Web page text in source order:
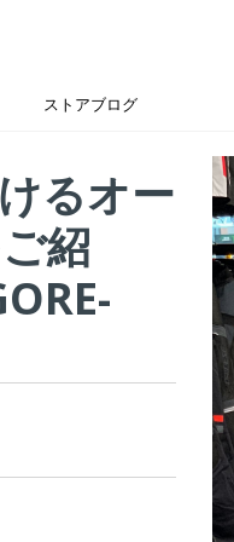
ストアブログ
るオー
紹